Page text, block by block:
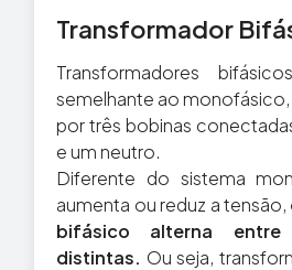
Transformador
Transformadores
semelhante ao
por três bobinas
e um neutro.
Diferente do sistema
aumenta ou reduz a tensão,
bifásico alterna entre
distintas. Ou seja,